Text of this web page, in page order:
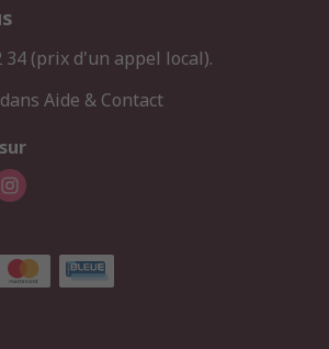
34 (prix d'un appel local).
Aide & Contact